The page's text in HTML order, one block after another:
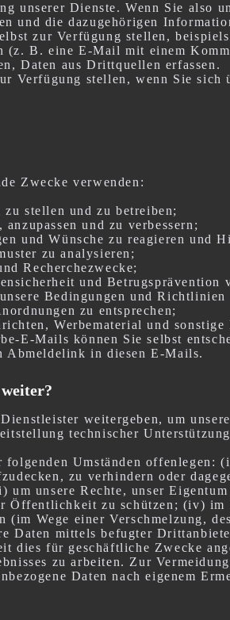
unserer Dienste. Wenn Sie also
und die dazugehörigen
zur Verfügung stellen,
(z. B. eine E-Mail mit einem
Daten aus Drittquellen erfassen.
Verfügung stellen, wenn Sie
Zwecke verwenden:
stellen und zu betreiben;
und zu verbessern;
und Wünsche zu reagieren und
zu analysieren;
Recherchezwecke;
und Betrugsprävention
Bedingungen und
zu entsprechen;
Werbematerial und
E-Mails können Sie selbst
in diesen E-Mails.
weitergeben, um
technischer
folgenden Umständen offenlegen:
zu verhindern oder
um unsere Rechte, unser
Öffentlichkeit zu schützen; (iv)
(im Wege einer Verschmelzung,
Daten mittels befugter
dies für geschäftliche Zwecke
zu arbeiten. Zur
Daten nach eigenem